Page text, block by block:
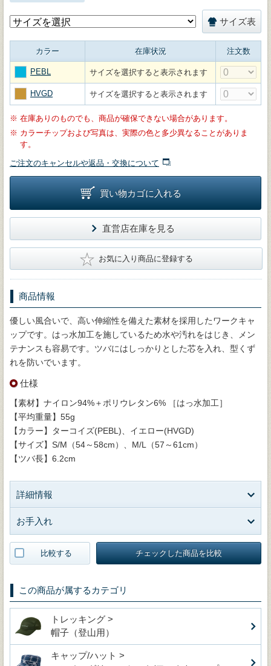
サイズ表
カラー 在庫状況 注文数
PEBL サイズを選択すると表示されます
HVGD サイズを選択すると表示されます
※ 在庫ありのものでも、商品が確保できない場合があります。
※ カラーチップおよび写真は、実際の色と多少異なることがありま
す。
ご注文のキャンセルや返品・交換について
買い物カゴに入れる
直営店在庫を見る
★ お気に入り商品に登録する
商品情報
優しい風合いで、高い伸縮性を備えた素材を採用したワークキャ
ップです。はっ水加工を施しているため水や汚れをはじき、メン
テナンスも容易です。ツバにはしっかりとした芯を入れ、型くず
れを防いでいます。
仕様
【素材】ナイロン94%＋ポリウレタン6% ［はっ水加工］
【平均重量】55g
【カラー】ターコイズ(PEBL)、イエロー(HVGD)
【サイズ】S/M（54～58cm）、M/L（57～61cm）
【ツバ長】6.2cm
詳細情報
お手入れ
比較する チェックした商品を比較
この商品が属するカテゴリ
トレッキング >
帽子（登山用）
キャップ/ハット >